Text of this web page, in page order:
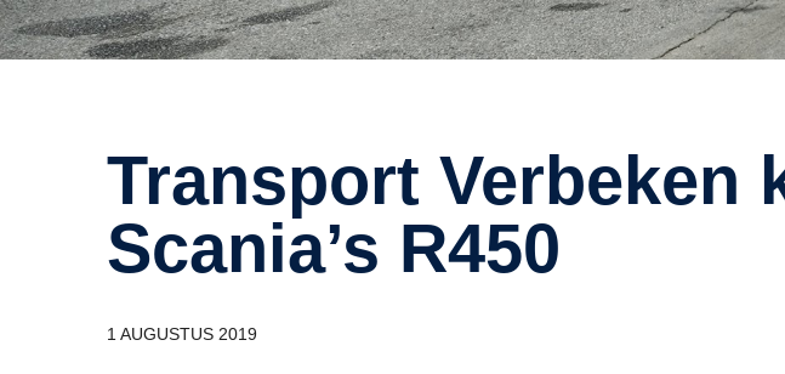
Transport Verbeken koopt tien
Scania’s R450
1 AUGUSTUS 2019